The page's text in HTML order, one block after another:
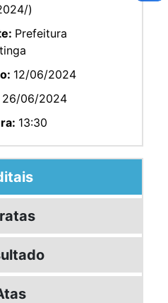
)
Prefeitura
12/06/2024
26/06/2024
13:30